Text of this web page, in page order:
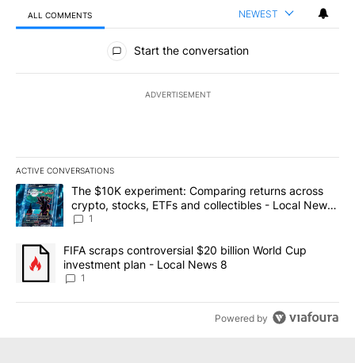
ALL COMMENTS NEWEST
All Comments
Start the conversation
ADVERTISEMENT
ACTIVE CONVERSATIONS
The following is a list of the most commented articles in the last
A trending article titled "The $10K experiment: Comparing
The $10K experiment: Comparing returns across
crypto, stocks, ETFs and collectibles - Local News
8
1
A trending article titled "FIFA scraps controversial $20 billion
FIFA scraps controversial $20 billion World Cup
investment plan - Local News 8
1
Powered by